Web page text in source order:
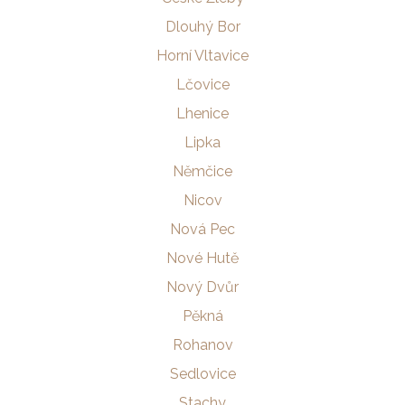
Dlouhý Bor
Horní Vltavice
Lčovice
Lhenice
Lipka
Němčice
Nicov
Nová Pec
Nové Hutě
Nový Dvůr
Pěkná
Rohanov
Sedlovice